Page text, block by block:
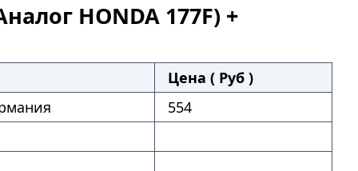
HONDA 177F) +
Цена ( Руб )
554